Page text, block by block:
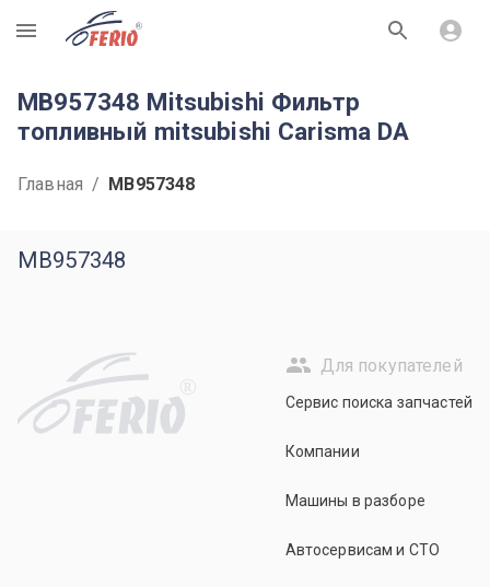
R
MB957348 Mitsubishi Фильтр
топливный mitsubishi Carisma DA
Главная / MB957348
MB957348
R
Для покупателей
Сервис поиска запчастей
Компании
Машины в разборе
Автосервисам и СТО